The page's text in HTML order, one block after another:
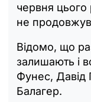
червня цього
не
Відомо, що
залишають і
Фунес, Давід
Балагер.